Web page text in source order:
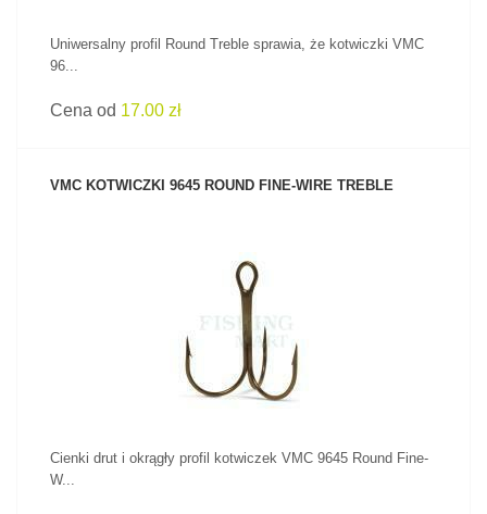
Uniwersalny profil Round Treble sprawia, że kotwiczki VMC
96...
Cena od 17.00 zł
VMC KOTWICZKI 9645 ROUND FINE-WIRE TREBLE
ZOBACZ PRODUKT
Cienki drut i okrągły profil kotwiczek VMC 9645 Round Fine-
W...